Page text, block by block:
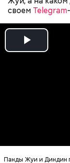
своем Telegram
Play
Панды Жуи и Диндин